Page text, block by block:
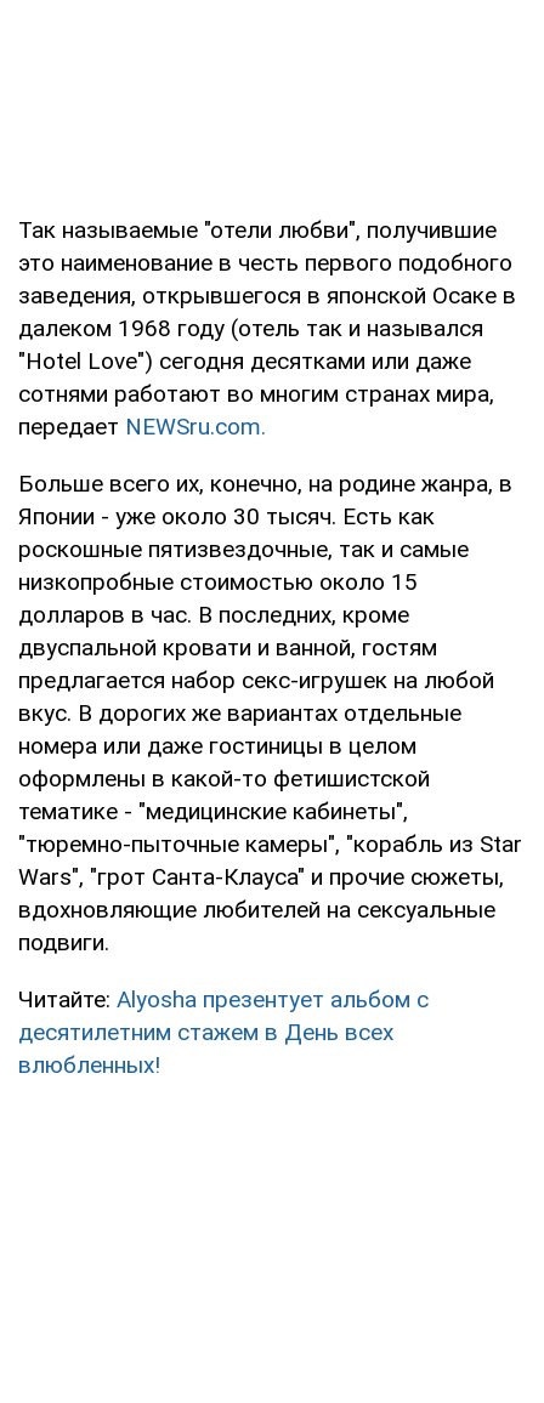
Так называемые "отели любви", получившие
это наименование в честь первого подобного
заведения, открывшегося в японской Осаке в
далеком 1968 году (отель так и назывался
"Hotel Love") сегодня десятками или даже
сотнями работают во многим странах мира,
передает NEWSru.com.
Больше всего их, конечно, на родине жанра, в
Японии - уже около 30 тысяч. Есть как
роскошные пятизвездочные, так и самые
низкопробные стоимостью около 15
долларов в час. В последних, кроме
двуспальной кровати и ванной, гостям
предлагается набор секс-игрушек на любой
вкус. В дорогих же вариантах отдельные
номера или даже гостиницы в целом
оформлены в какой-то фетишистской
тематике - "медицинские кабинеты",
"тюремно-пыточные камеры", "корабль из Star
Wars", "грот Санта-Клауса" и прочие сюжеты,
вдохновляющие любителей на сексуальные
подвиги.
Читайте: Alyosha презентует альбом с
десятилетним стажем в День всех
влюбленных!